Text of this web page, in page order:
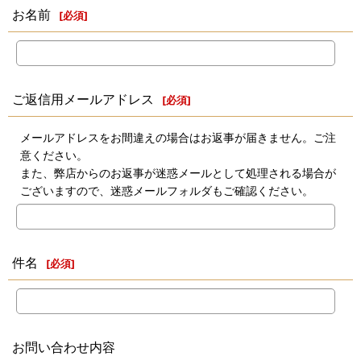
お名前 [必須]
ご返信用メールアドレス [必須]
メールアドレスをお間違えの場合はお返事が届きません。ご注
意ください。
また、弊店からのお返事が迷惑メールとして処理される場合が
ございますので、迷惑メールフォルダもご確認ください。
件名 [必須]
お問い合わせ内容